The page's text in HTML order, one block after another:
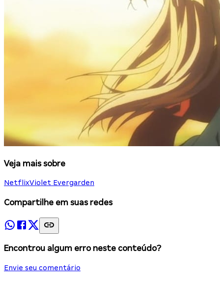
Veja mais sobre
NetflixViolet Evergarden
Compartilhe em suas redes
Encontrou algum erro neste conteúdo?
Envie seu comentário